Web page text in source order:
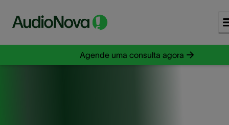
Agende uma consulta agora